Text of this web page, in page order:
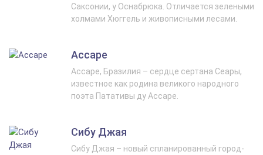
Саксонии, у Оснабрюка. Отличается зелеными
холмами Хюггель и живописными лесами.
Ассаре
Ассаре, Бразилия – сердце сертана Сеары,
известное как родина великого народного
поэта Патативы ду Ассаре.
Сибу Джая
Сибу Джая – новый спланированный город-